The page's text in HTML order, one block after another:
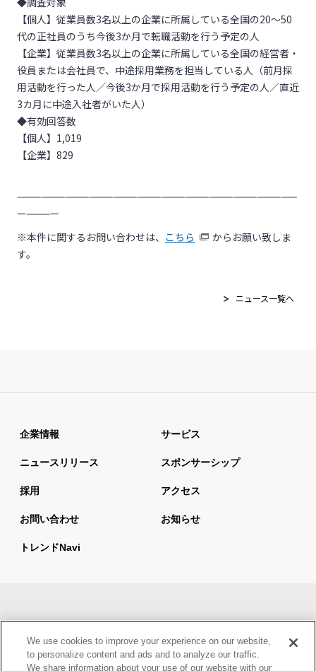
【個人】従業員数3名以上の企業に所属している全国の20～50
代の正社員のうち今後3か月で転職活動を行う予定の人
【企業】従業員数3名以上の企業に所属している全国の経営者・
役員または会社員で、中途採用業務を担当している人（前月採
用活動を行った人／今後3か月で採用活動を行う予定の人／直近
3カ月に中途入社者がいた人）
◆有効回答数
【個人】1,019
【企業】829
———————————————————————————————————
—————
※本件に関するお問い合わせは、 こちら
からお願い致しま
す。
ニュース一覧へ
企業情報 サービス
ニュースリリース スポンサーシップ
採用 アクセス
お問い合わせ お知らせ
トレンドnavi
情報セキュリティ基本方針 個人情報保護方針
We use cookies to improve your experience on our website,
to personalize content and ads and to analyze our traffic.
We share information about your use of our website with our